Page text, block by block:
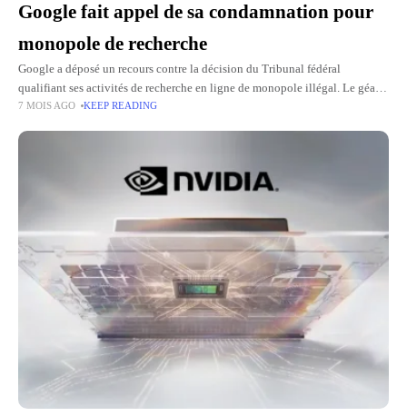
Google fait appel de sa condamnation pour
monopole de recherche
Google a déposé un recours contre la décision du Tribunal fédéral
qualifiant ses activités de recherche en ligne de monopole illégal. Le géant
demande la suspension immédiate des mesures correctives
7 MOIS AGO KEEP READING